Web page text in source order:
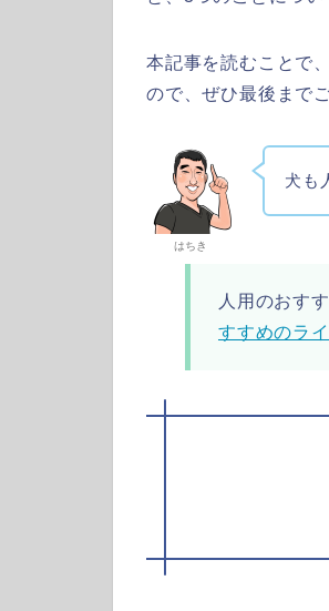
本記事を読むことで、
ので、ぜひ最後まで
はちき
犬も
人用のおす
すすめのラ